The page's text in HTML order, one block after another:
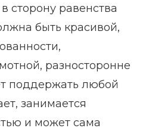
сторону равенства
быть красивой,
разносторонне
поддержать любой
занимается
и может сама